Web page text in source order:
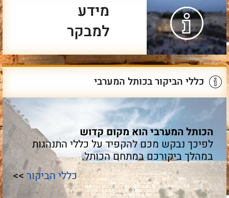
מידע
למבקר
כללי הביקור בכותל המערבי
הכותל המערבי הוא מקום קדוש
לפיכך נבקש מכם להקפיד על כללי התנהגות
במהלך ביקורכם במתחם הכותל.
כללי הביקור >>